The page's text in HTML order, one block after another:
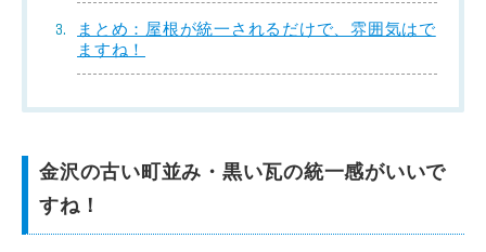
まとめ：屋根が統一されるだけで、雰囲気はで
ますね！
金沢の古い町並み・黒い瓦の統一感がいいで
すね！